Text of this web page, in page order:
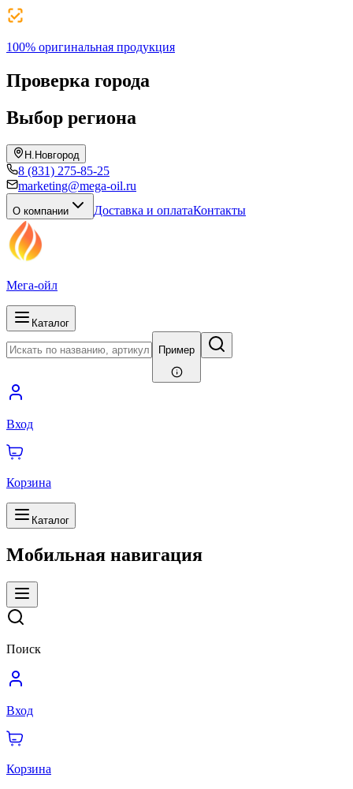
100% оригинальная продукция
Проверка города
Выбор региона
Н.Новгород
8 (831) 275-85-25
marketing@mega-oil.ru
О компании Доставка и оплатаКонтакты
Мега-ойл
Каталог
Пример
Вход
Корзина
Каталог
Мобильная навигация
Поиск
Вход
Корзина